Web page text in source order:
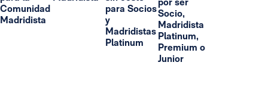
Comunidad
Madridista
para Socios
y
Madridistas
Platinum
por ser
Socio,
Madridista
Platinum,
Premium o
Junior